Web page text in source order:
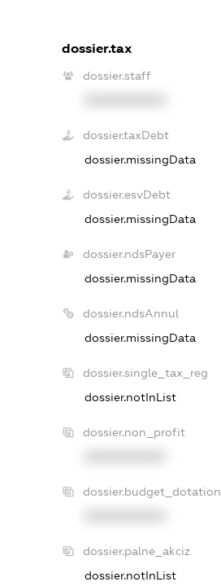
dossier.tax
dossier.staff
dossier.taxDebt
dossier.missingData
dossier.esvDebt
dossier.missingData
dossier.ndsPayer
dossier.missingData
dossier.ndsAnnul
dossier.missingData
dossier.single_tax_reg
dossier.notInList
dossier.non_profit
dossier.budget_dotation
dossier.palne_akciz
dossier.notInList